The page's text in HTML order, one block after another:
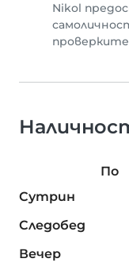
Nikol
проверките
По
Сутрин
Следобед
Вечер